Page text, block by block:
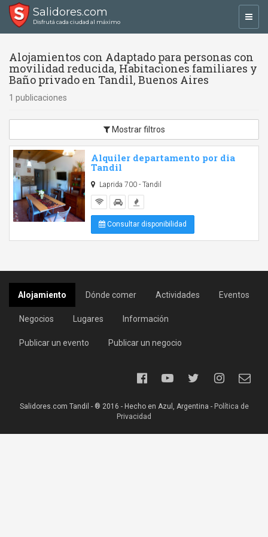
Salidores.com
Disfrutá cada ciudad al máximo
Alojamientos con Adaptado para personas con
movilidad reducida, Habitaciones familiares y
Baño privado en Tandil, Buenos Aires
1 publicaciones
Mostrar filtros
Alquiler departamento por dia
Tandil
Laprida 700 - Tandil
Consultar disponibilidad
Alojamiento Dónde comer Actividades Eventos
Negocios Lugares Información
Publicar un evento Publicar un negocio
Salidores.com Tandil - ® 2016 - Hecho en Azul, Argentina - Política de
Privacidad